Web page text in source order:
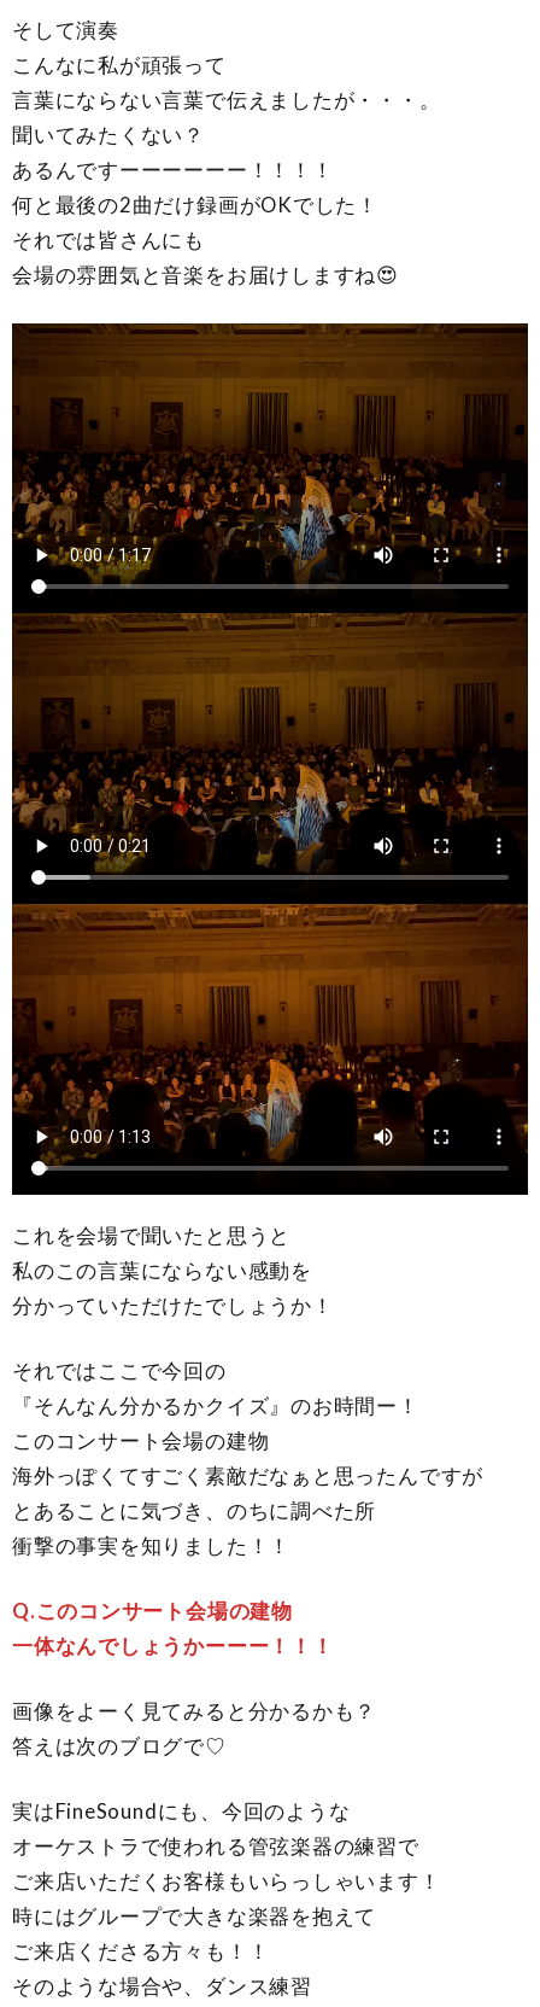
そして演奏
こんなに私が頑張って
言葉にならない言葉で伝えましたが・・・。
聞いてみたくない？
あるんですーーーーーー！！！！
何と最後の2曲だけ録画がOKでした！
それでは皆さんにも
会場の雰囲気と音楽をお届けしますね😍
これを会場で聞いたと思うと
私のこの言葉にならない感動を
分かっていただけたでしょうか！
それではここで今回の
『そんなん分かるかクイズ』のお時間ー！
このコンサート会場の建物
海外っぽくてすごく素敵だなぁと思ったんですが
とあることに気づき、のちに調べた所
衝撃の事実を知りました！！
Q.このコンサート会場の建物
一体なんでしょうかーーー！！！
画像をよーく見てみると分かるかも？
答えは次のブログで♡
実はFineSoundにも、今回のような
オーケストラで使われる管弦楽器の練習で
ご来店いただくお客様もいらっしゃいます！
時にはグループで大きな楽器を抱えて
ご来店くださる方々も！！
そのような場合や、ダンス練習